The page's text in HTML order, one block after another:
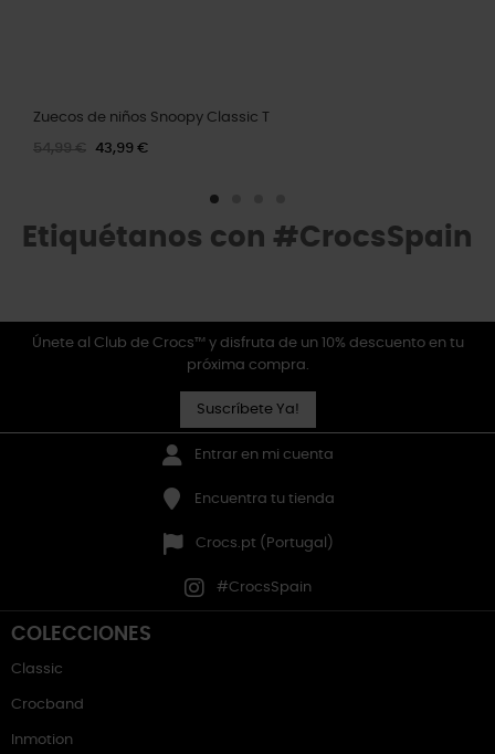
Zuecos de niños Snoopy Classic T
54,99 € 43,99 €
Etiquétanos con #CrocsSpain
Únete al Club de Crocs™ y disfruta de un 10% descuento en tu
próxima compra.
Suscríbete Ya!
Entrar en mi cuenta
Encuentra tu tienda
Crocs.pt (Portugal)
#CrocsSpain
COLECCIONES
Classic
Crocband
Inmotion